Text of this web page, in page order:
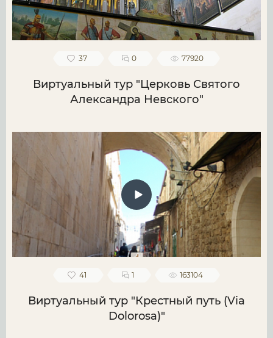
37 0 77920
Виртуальный тур "Церковь Святого
Александра Невского"
41 1 163104
Виртуальный тур "Крестный путь (Via
Dolorosa)"